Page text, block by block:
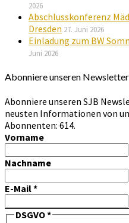
2026
Abschlusskonferenz
Dresden 27. Juni 2026
Einladung zum BW
Juni 2026
Abonniere unseren Newsletter
Abonniere unseren SJB
neusten Informationen von
Abonnenten: 614.
Vorname
Nachname
E-Mail*
DSGVO*